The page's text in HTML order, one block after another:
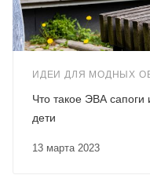
ИДЕИ ДЛЯ МОДНЫХ
13 марта 2023
Что такое ЭВА
дети